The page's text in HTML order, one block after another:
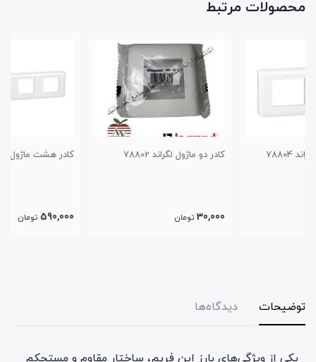
محصولات مرتبط
کادر دو ماژول لگراند 78802 کادر هشت ماژول لگراند 78808
توضیحات دیدگاه‌ها
یکی از ویژگی‌های بارز این فریم، ساختار مقاوم و مستحکم